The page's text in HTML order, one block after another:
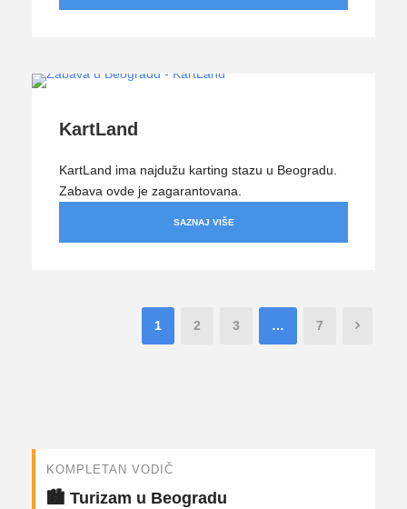
KartLand
KartLand ima najdužu karting stazu u Beogradu.
Zabava ovde je zagarantovana.
SAZNAJ VIŠE
1 2 3 … 7
KOMPLETAN VODIČ
🏙️ Turizam u Beogradu